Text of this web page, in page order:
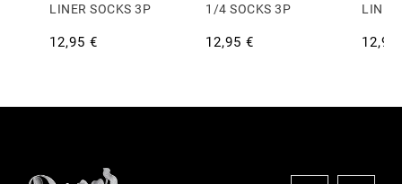
LINER SOCKS 3P
12,95 €
1/4 SOCKS 3P
12,95 €
LINER
12,95